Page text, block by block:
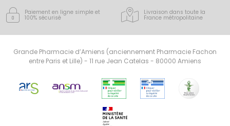
Paiement en ligne simple et
100% sécurisé
Livraison dans toute la
France métropolitaine
Grande Pharmacie d’Amiens (anciennement Pharmacie Fachon
entre Paris et Lille) - 11 rue Jean Catelas - 80000 Amiens